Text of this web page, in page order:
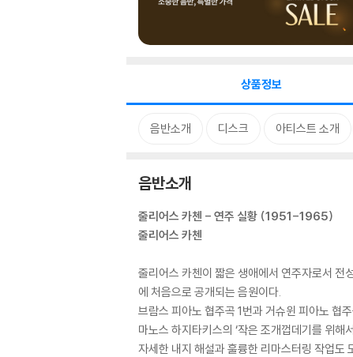
상품정보
음반소개 디스크 아티스트 소개
음반소개
줄리어스 카첸 - 연주 실황 (1951-1965)
줄리어스 카첸
줄리어스 카첸이 짧은 생애에서 연주자로서
에 처음으로 공개되는 음원이다.
브람스 피아노 협주곡 1번과 거슈윈 피아노 협
마노스 하지타키스의 ‘작은 조개껍데기를 위해
자세한 내지 해설과 훌륭한 리마스터링 작업도